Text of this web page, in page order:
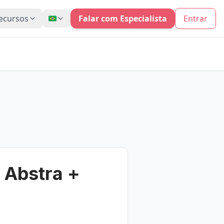
Falar com Especialista Entrar
+